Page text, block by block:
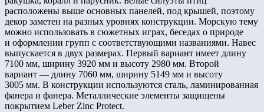
расположены выше основных панелей, под крышей, поэтому
декор заметен на разных уровнях конструкции. Морскую тему
можно использовать в сюжетных играх, беседах о природе
и оформлении групп с соответствующими названиями. Навес
выпускается в двух размерах. Первый вариант имеет длину
7100 мм, ширину 3920 мм и высоту 2980 мм. Второй
вариант — длину 7060 мм, ширину 5149 мм и высоту
3005 мм. В конструкции используются сталь, ламинированная
фанера и фанера. Металлические элементы защищены
покрытием Leber Zinc Protect.